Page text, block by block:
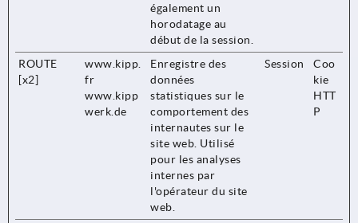
également un
horodatage au
début de la session.
ROUTE
[x2]
www.kipp.
fr
www.kipp
werk.de
Enregistre des
données
statistiques sur le
comportement des
internautes sur le
site web. Utilisé
pour les analyses
internes par
l'opérateur du site
web.
Session
Coo
kie
HTT
P